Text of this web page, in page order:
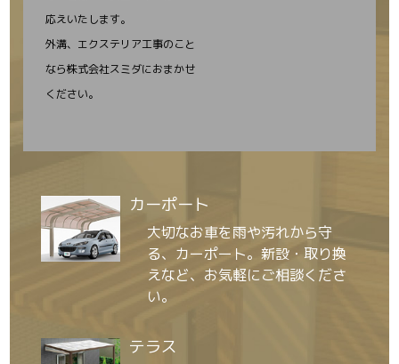
応えいたします。
外溝、エクステリア工事のこと
なら株式会社スミダにおまかせ
ください。
カーポート
大切なお車を雨や汚れから守
る、カーポート。新設・取り換
えなど、お気軽にご相談くださ
い。
テラス